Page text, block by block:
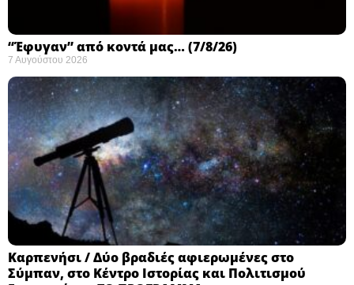
“Έφυγαν” από κοντά μας… (7/8/26)
7 Αυγούστου 2026
Καρπενήσι / Δύο βραδιές αφιερωμένες στο
Σύμπαν, στο Κέντρο Ιστορίας και Πολιτισμού